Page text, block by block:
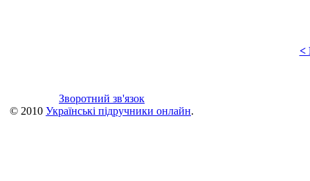
<
Зворотний зв'язок
© 2010 Українські підручники онлайн.